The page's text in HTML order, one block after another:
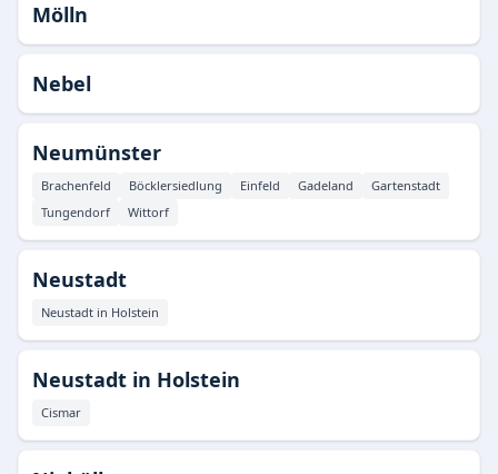
Mölln
Nebel
Neumünster
Brachenfeld Böcklersiedlung Einfeld Gadeland
Gartenstadt
Tungendorf
Wittorf
Neustadt
Neustadt in Holstein
Neustadt in Holstein
Cismar